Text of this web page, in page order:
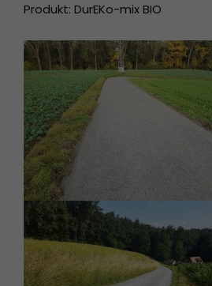
Produkt: DurEKo-mix BIO